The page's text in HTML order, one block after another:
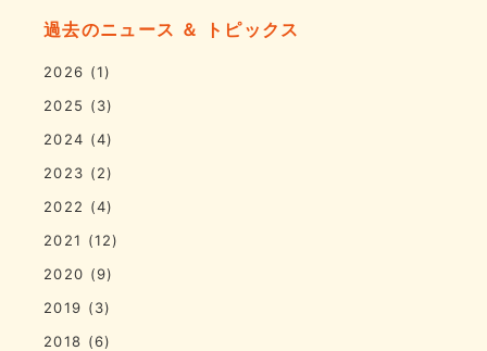
過去のニュース ＆ トピックス
2026 (1)
2025 (3)
2024 (4)
2023 (2)
2022 (4)
2021 (12)
2020 (9)
2019 (3)
2018 (6)